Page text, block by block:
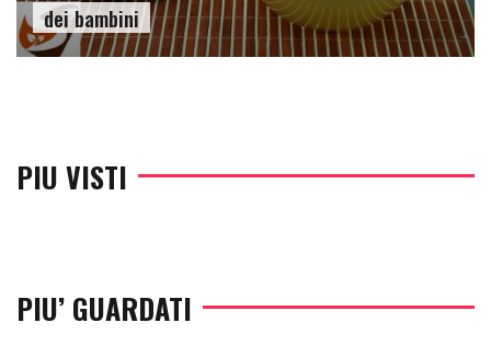
dei bambini
PIU VISTI
PIU’ GUARDATI